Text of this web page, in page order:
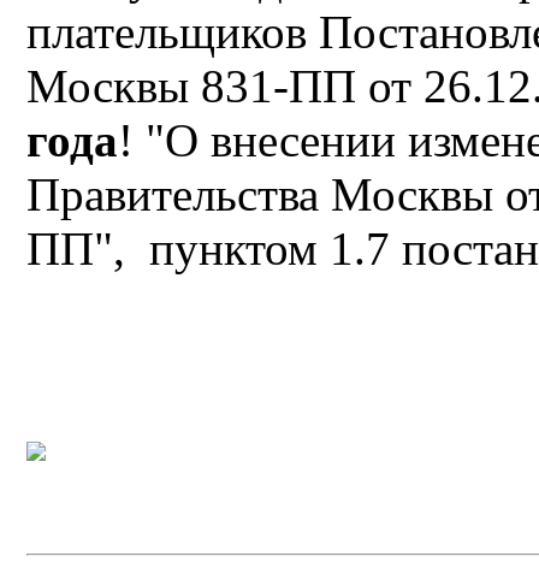
плательщиков
Москвы 831-ПП от
года! "О внесении
Правительства Москвы
ПП", пунктом 1.7